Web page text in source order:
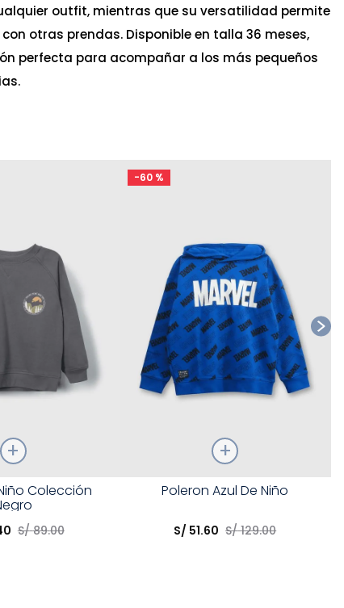
outfit, mientras que su versatilidad permite
otras prendas. Disponible en talla 36 meses,
perfecta para acompañar a los más pequeños
Colección
S/ 89.00
-60 %
Poleron Azul De Niño
S/ 51.60 S/ 129.00